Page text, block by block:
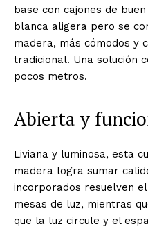
base con cajones de
blanca aligera pero se
madera, más cómodos y
tradicional. Una solución
pocos metros.
Abierta y
Liviana y luminosa, esta
madera logra sumar
incorporados resuelven
mesas de luz, mientras
que la luz circule y el